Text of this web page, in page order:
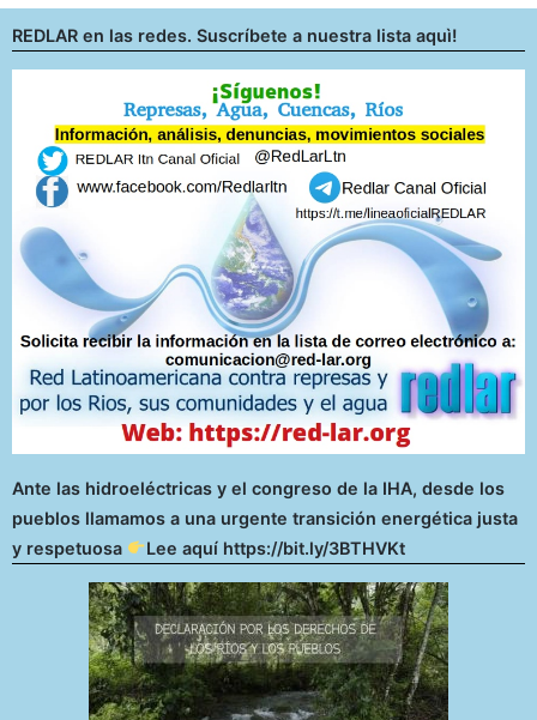
REDLAR en las redes. Suscríbete a nuestra lista aquì!
Ante las hidroeléctricas y el congreso de la IHA, desde los
pueblos llamamos a una urgente transición energética justa
y respetuosa
Lee aquí https://bit.ly/3BTHVKt